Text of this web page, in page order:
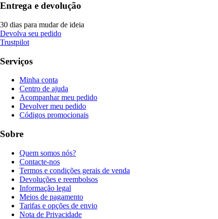
Entrega e devolução
30 dias para mudar de ideia
Devolva seu pedido
Trustpilot
Serviços
Minha conta
Centro de ajuda
Acompanhar meu pedido
Devolver meu pedido
Códigos promocionais
Sobre
Quem somos nós?
Contacte-nos
Termos e condições gerais de venda
Devoluções e reembolsos
Informação legal
Meios de pagamento
Tarifas e opções de envio
Nota de Privacidade